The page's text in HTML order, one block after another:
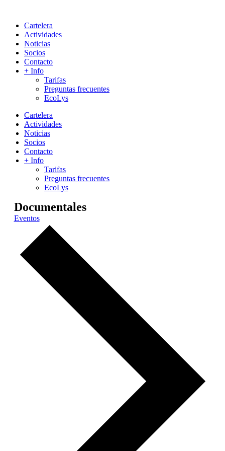
Cartelera
Actividades
Noticias
Socios
Contacto
+ Info
Tarifas
Preguntas frecuentes
EcoLys
Cartelera
Actividades
Noticias
Socios
Contacto
+ Info
Tarifas
Preguntas frecuentes
EcoLys
Documentales
Eventos